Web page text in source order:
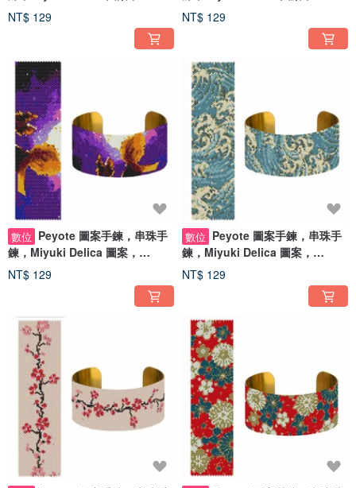
Peyote Stitch
NT$ 129
Peyote Stitch
NT$ 129
數位 Peyote 圖案手鍊，串珠手
鍊，Miyuki Delica 圖案，
Peyote Stitch
NT$ 129
數位 Peyote 圖案手鍊，串珠手
鍊，Miyuki Delica 圖案，
Peyote Stitch
NT$ 129